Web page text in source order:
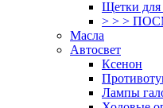
Щетки для
> > >
Масла
Автосвет
Ксенон
Лампы